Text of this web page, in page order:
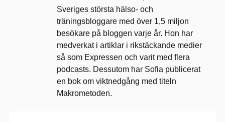
Sveriges största hälso- och
träningsbloggare med över 1,5 miljon
besökare på bloggen varje år. Hon har
medverkat i artiklar i rikstäckande medier
så som Expressen och varit med flera
podcasts. Dessutom har Sofia publicerat
en bok om viktnedgång med titeln
Makrometoden.